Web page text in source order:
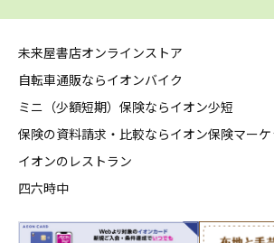
未来屋書店オンラインストア
自転車通販ならイオンバイク
ミニ（少額短期）保険ならイオン少短
保険の資料請求・比較ならイオン保険マーケ
イオンのレストラン
四六時中